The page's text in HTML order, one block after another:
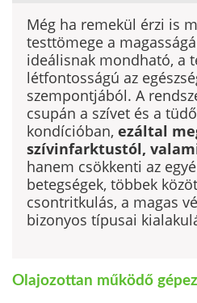
Még ha remekül érzi is
testtömege a
ideálisnak mondható, a
létfontosságú az
szempontjából. A
csupán a szívet és a
kondícióban, ezáltal
szívinfarktustól,
hanem csökkenti az
betegségek, többek
csontritkulás, a magas
bizonyos típusai
Olajozottan működő